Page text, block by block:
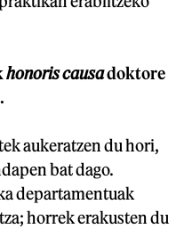
honoris causadoktore
aukeratzen du hori,
bat dago.
departamentuak
horrek erakusten du